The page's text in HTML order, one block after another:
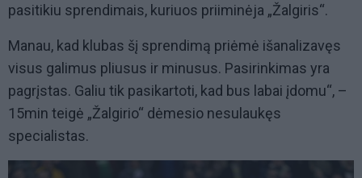
pasitikiu sprendimais, kuriuos priiminėja „Žalgiris“.
Manau, kad klubas šį sprendimą priėmė išanalizavęs
visus galimus pliusus ir minusus. Pasirinkimas yra
pagrįstas. Galiu tik pasikartoti, kad bus labai įdomu“, –
15min teigė „Žalgirio“ dėmesio nesulaukęs
specialistas.